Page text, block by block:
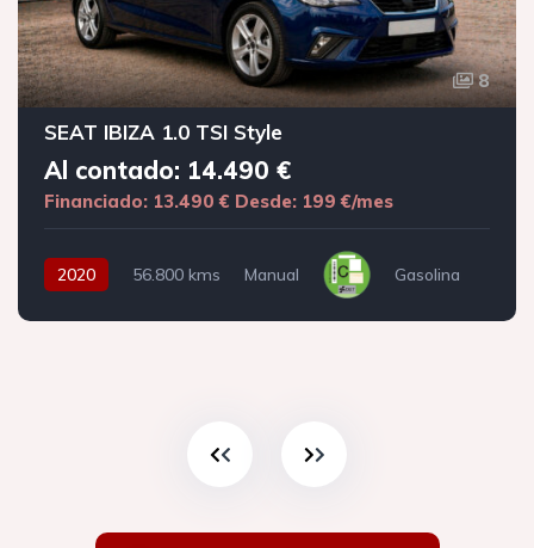
8
SEAT IBIZA 1.0 TSI Style
Al contado: 14.490 €
Financiado: 13.490 € Desde: 199 €/mes
2020 56.800 kms Manual Gasolina